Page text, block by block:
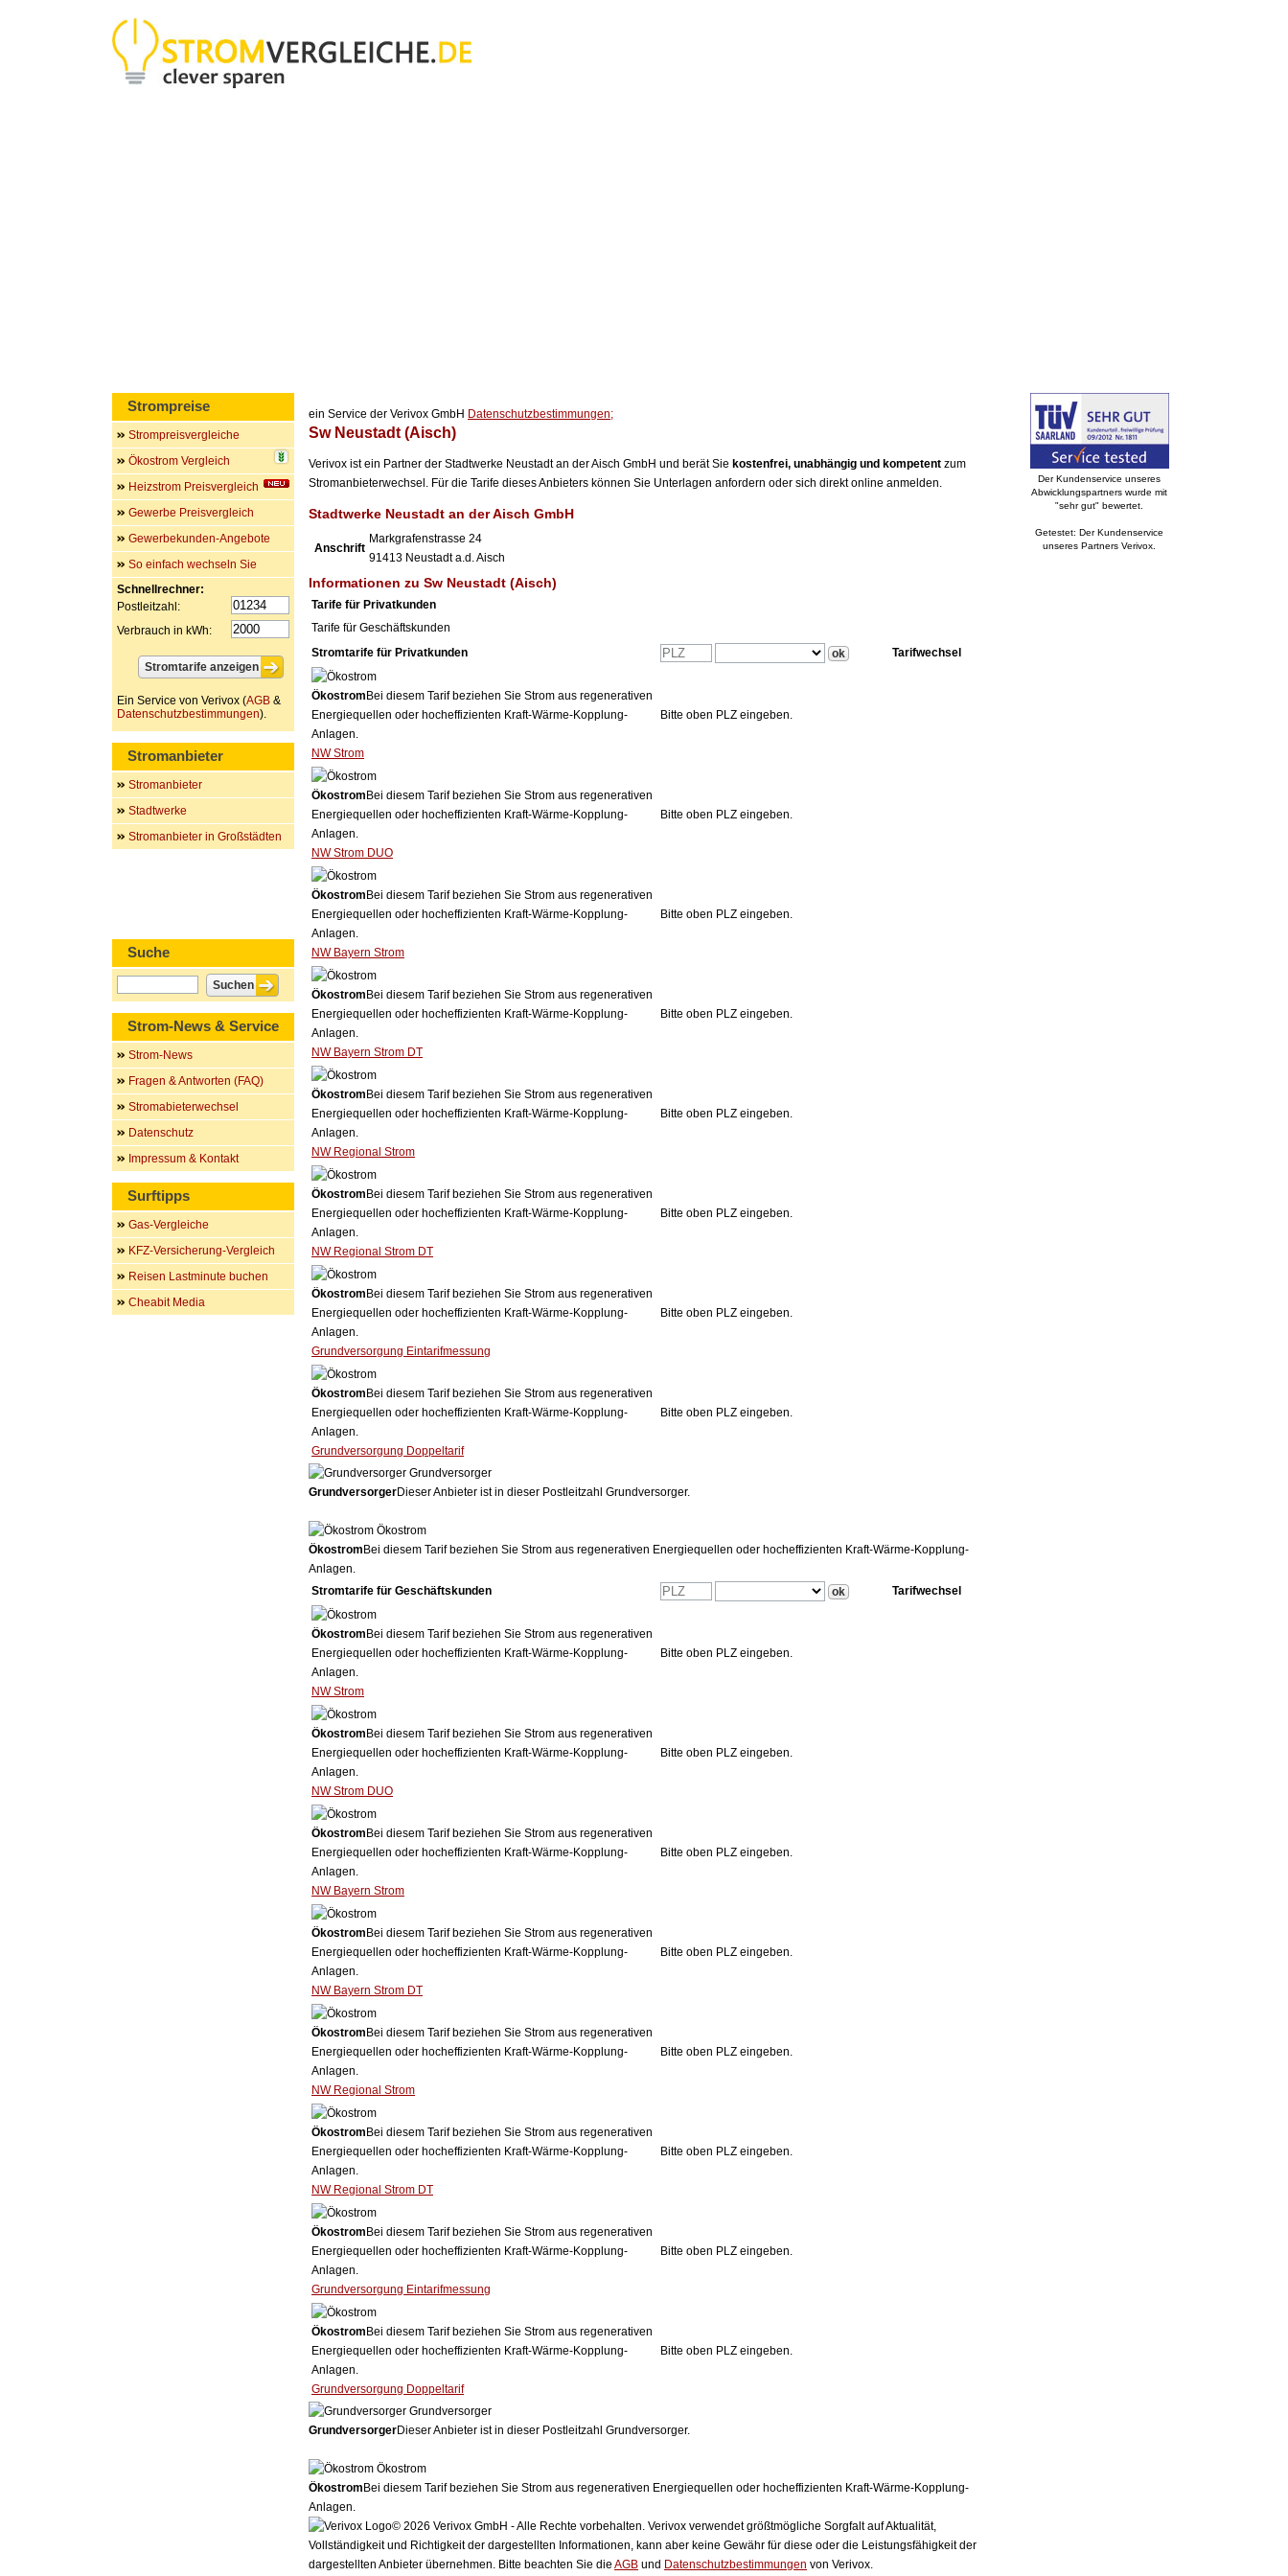
ein Service der Verivox GmbH Datenschutzbestimmungen;
Sw Neustadt (Aisch)
Verivox ist ein Partner der Stadtwerke Neustadt an der Aisch GmbH und berät Sie kostenfrei, unabhängig und kompetent zum
Stromanbieterwechsel. Für die Tarife dieses Anbieters können Sie Unterlagen anfordern oder sich direkt online anmelden.
Stadtwerke Neustadt an der Aisch GmbH
Anschrift
Markgrafenstrasse 24
91413 Neustadt a.d. Aisch
Informationen zu Sw Neustadt (Aisch)
Tarife für Privatkunden
Tarife für Geschäftskunden
Stromtarife für Privatkunden
Tarifwechsel
Ökostrom Bei diesem Tarif beziehen Sie Strom aus regenerativen
Energiequellen oder hocheffizienten Kraft-Wärme-Kopplung-
Anlagen.
NW Strom
Bitte oben PLZ eingeben.
Ökostrom Bei diesem Tarif beziehen Sie Strom aus regenerativen
Energiequellen oder hocheffizienten Kraft-Wärme-Kopplung-
Anlagen.
NW Strom DUO
Bitte oben PLZ eingeben.
Ökostrom Bei diesem Tarif beziehen Sie Strom aus regenerativen
Energiequellen oder hocheffizienten Kraft-Wärme-Kopplung-
Anlagen.
NW Bayern Strom
Bitte oben PLZ eingeben.
Ökostrom Bei diesem Tarif beziehen Sie Strom aus regenerativen
Energiequellen oder hocheffizienten Kraft-Wärme-Kopplung-
Anlagen.
NW Bayern Strom DT
Bitte oben PLZ eingeben.
Ökostrom Bei diesem Tarif beziehen Sie Strom aus regenerativen
Energiequellen oder hocheffizienten Kraft-Wärme-Kopplung-
Anlagen.
NW Regional Strom
Bitte oben PLZ eingeben.
Ökostrom Bei diesem Tarif beziehen Sie Strom aus regenerativen
Energiequellen oder hocheffizienten Kraft-Wärme-Kopplung-
Anlagen.
NW Regional Strom DT
Bitte oben PLZ eingeben.
Ökostrom Bei diesem Tarif beziehen Sie Strom aus regenerativen
Energiequellen oder hocheffizienten Kraft-Wärme-Kopplung-
Anlagen.
Grundversorgung Eintarifmessung
Bitte oben PLZ eingeben.
Ökostrom Bei diesem Tarif beziehen Sie Strom aus regenerativen
Energiequellen oder hocheffizienten Kraft-Wärme-Kopplung-
Anlagen.
Grundversorgung Doppeltarif
Bitte oben PLZ eingeben.
Grundversorger
GrundversorgerDieser Anbieter ist in dieser Postleitzahl Grundversorger.
Ökostrom
Ökostrom Bei diesem Tarif beziehen Sie Strom aus regenerativen Energiequellen oder hocheffizienten Kraft-Wärme-Kopplung-
Anlagen.
Stromtarife für Geschäftskunden
Tarifwechsel
Ökostrom Bei diesem Tarif beziehen Sie Strom aus regenerativen
Energiequellen oder hocheffizienten Kraft-Wärme-Kopplung-
Anlagen.
NW Strom
Bitte oben PLZ eingeben.
Ökostrom Bei diesem Tarif beziehen Sie Strom aus regenerativen
Energiequellen oder hocheffizienten Kraft-Wärme-Kopplung-
Anlagen.
NW Strom DUO
Bitte oben PLZ eingeben.
Ökostrom Bei diesem Tarif beziehen Sie Strom aus regenerativen
Energiequellen oder hocheffizienten Kraft-Wärme-Kopplung-
Anlagen.
NW Bayern Strom
Bitte oben PLZ eingeben.
Ökostrom Bei diesem Tarif beziehen Sie Strom aus regenerativen
Energiequellen oder hocheffizienten Kraft-Wärme-Kopplung-
Anlagen.
NW Bayern Strom DT
Bitte oben PLZ eingeben.
Ökostrom Bei diesem Tarif beziehen Sie Strom aus regenerativen
Energiequellen oder hocheffizienten Kraft-Wärme-Kopplung-
Anlagen.
NW Regional Strom
Bitte oben PLZ eingeben.
Ökostrom Bei diesem Tarif beziehen Sie Strom aus regenerativen
Energiequellen oder hocheffizienten Kraft-Wärme-Kopplung-
Anlagen.
NW Regional Strom DT
Bitte oben PLZ eingeben.
Ökostrom Bei diesem Tarif beziehen Sie Strom aus regenerativen
Energiequellen oder hocheffizienten Kraft-Wärme-Kopplung-
Anlagen.
Grundversorgung Eintarifmessung
Bitte oben PLZ eingeben.
Ökostrom Bei diesem Tarif beziehen Sie Strom aus regenerativen
Energiequellen oder hocheffizienten Kraft-Wärme-Kopplung-
Anlagen.
Grundversorgung Doppeltarif
Bitte oben PLZ eingeben.
Grundversorger
GrundversorgerDieser Anbieter ist in dieser Postleitzahl Grundversorger.
Ökostrom
Ökostrom Bei diesem Tarif beziehen Sie Strom aus regenerativen Energiequellen oder hocheffizienten Kraft-Wärme-Kopplung-
Anlagen.
© 2026 Verivox GmbH - Alle Rechte vorbehalten. Verivox verwendet größtmögliche Sorgfalt auf Aktualität,
Vollständigkeit und Richtigkeit der dargestellten Informationen, kann aber keine Gewähr für diese oder die Leistungsfähigkeit der
dargestellten Anbieter übernehmen. Bitte beachten Sie die AGB und Datenschutzbestimmungen von Verivox.
Strompreise
Strompreisvergleiche
Ökostrom Vergleich
Heizstrom Preisvergleich
Gewerbe Preisvergleich
Gewerbekunden-Angebote
So einfach wechseln Sie
Schnellrechner:
Postleitzahl:
Verbrauch in kWh:
Ein Service von Verivox (AGB &
Datenschutzbestimmungen).
Stromanbieter
Stromanbieter
Stadtwerke
Stromanbieter in Großstädten
Suche
Strom-News & Service
Strom-News
Fragen & Antworten (FAQ)
Stromabieterwechsel
Datenschutz
Impressum & Kontakt
Surftipps
Gas-Vergleiche
KFZ-Versicherung-Vergleich
Reisen Lastminute buchen
Cheabit Media
Der Kundenservice unseres
Abwicklungspartners wurde mit
"sehr gut" bewertet.
Getestet: Der Kundenservice
unseres Partners Verivox.